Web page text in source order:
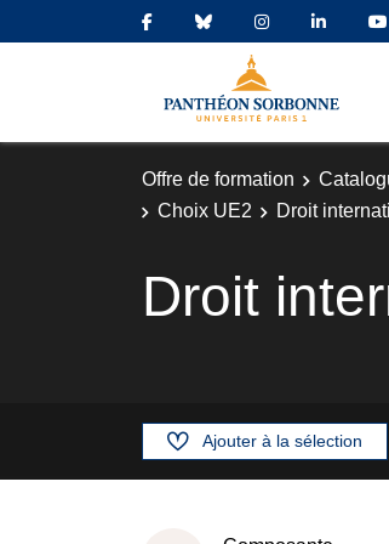
Offre de formation
Choix UE2
Droit
Droit
Ajouter à la sélection